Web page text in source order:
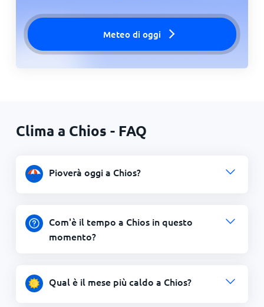
Meteo di oggi
Clima a Chios - FAQ
Pioverà oggi a Chios?
Com'è il tempo a Chios in questo
momento?
Qual è il mese più caldo a Chios?